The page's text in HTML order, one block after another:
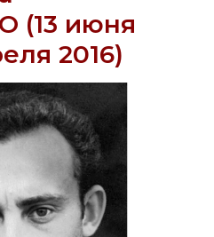
(13 июня
2016)